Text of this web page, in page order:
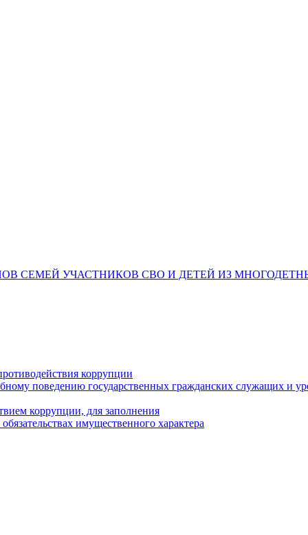
СЕМЕЙ УЧАСТНИКОВ СВО И ДЕТЕЙ ИЗ
коррупции
поведению государственных гражданских служащих и
коррупции, для заполнения
имущественного характера